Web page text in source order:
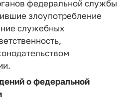
федеральной службы
злоупотребление
служебных
о федеральной